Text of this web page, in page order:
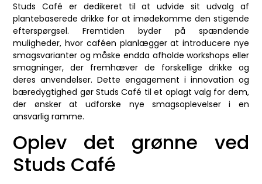
Studs Café er dedikeret til at udvide sit udvalg af
plantebaserede drikke for at imødekomme den stigende
efterspørgsel. Fremtiden byder på spændende
muligheder, hvor caféen planlægger at introducere nye
smagsvarianter og måske endda afholde workshops eller
smagninger, der fremhæver de forskellige drikke og
deres anvendelser. Dette engagement i innovation og
bæredygtighed gør Studs Café til et oplagt valg for dem,
der ønsker at udforske nye smagsoplevelser i en
ansvarlig ramme.
Oplev det grønne ved
Studs Café